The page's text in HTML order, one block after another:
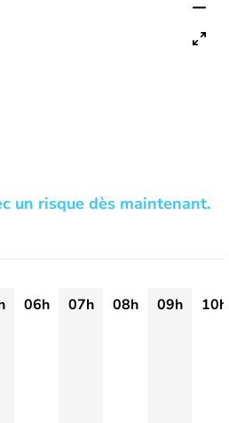
un risque dès maintenant.
06h 07h 08h 09h
10h